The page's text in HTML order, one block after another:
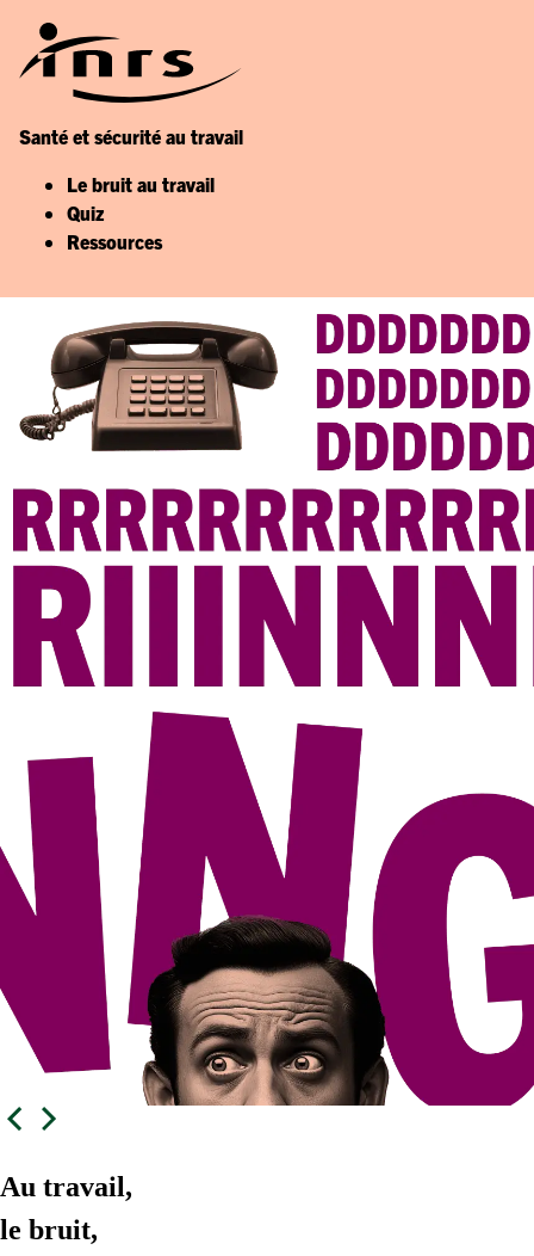
Santé et sécurité au travail
Le bruit au travail
Quiz
Ressources
Au travail,
le bruit,